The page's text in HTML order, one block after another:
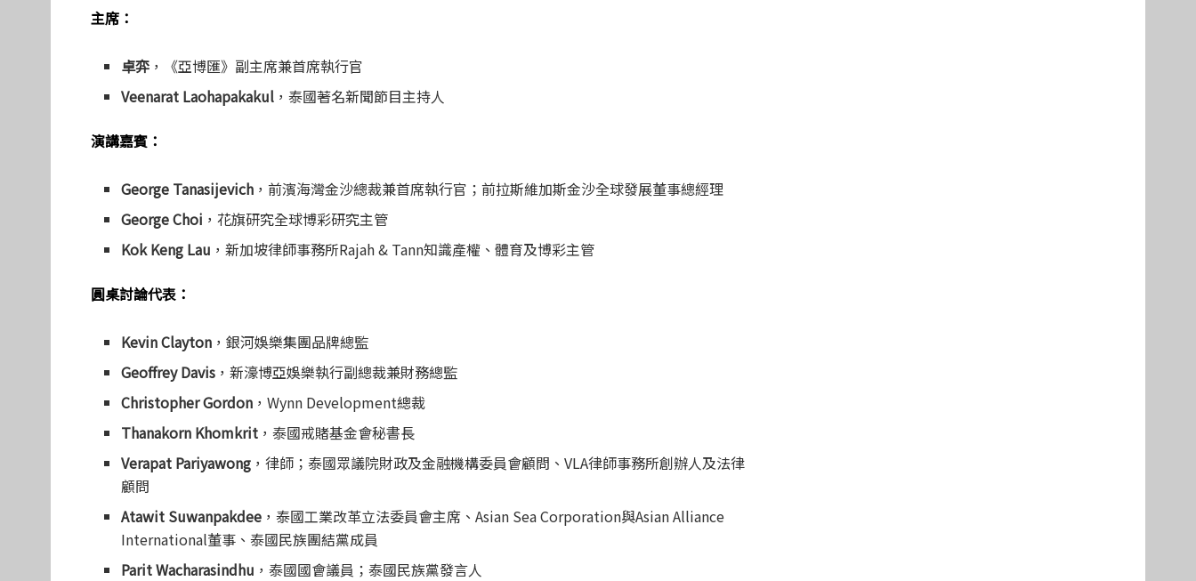
主席：
卓弈 ，《亞博匯》副主席兼首席執行官
Veenarat Laohapakakul ，泰國著名新聞節目主持人
演講嘉賓：
George Tanasijevich ，前濱海灣金沙總裁兼首席執行官；前拉斯維加斯金沙全球發展董事總經理
George Choi ，花旗研究全球博彩研究主管
Kok Keng Lau ，新加坡律師事務所Rajah & Tann知識產權、體育及博彩主管
圓桌討論代表：
Kevin Clayton ，銀河娛樂集團品牌總監
Geoffrey Davis ，新濠博亞娛樂執行副總裁兼財務總監
Christopher Gordon ，Wynn Development總裁
Thanakorn Khomkrit ，泰國戒賭基金會秘書長
Verapat Pariyawong ，律師；泰國眾議院財政及金融機構委員會顧問、VLA律師事務所創辦人及法律
顧問
Atawit Suwanpakdee ，泰國工業改革立法委員會主席、Asian Sea Corporation與Asian Alliance
International董事、泰國民族團結黨成員
Parit Wacharasindhu ，泰國國會議員；泰國民族黨發言人